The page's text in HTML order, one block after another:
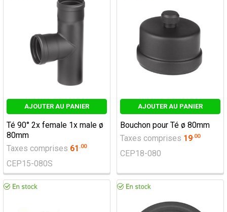
AJOUTER AU PANIER
Té 90° 2x female 1x male ø
80mm
Taxes comprises 61 .00
CEP15-080S
AJOUTER AU PANIER
Bouchon pour Té ø 80mm
Taxes comprises 19.00
CEP18-080